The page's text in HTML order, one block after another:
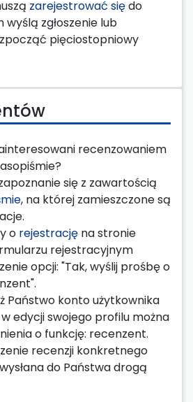
zarejestrować siędo
zgłoszenie lub
pięciostopniowy
recenzowaniem
się z zawartością
, na której zamieszczone są
o rejestrację na stronie
rejestracyjnym
opcji: "Tak, wyślij prośbę o
Państwo konto użytkownika
edycji swojego profilu można
o funkcję: recenzent.
recenzji konkretnego
do Państwa drogą